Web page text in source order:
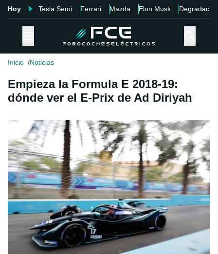
Hoy Tesla Semi Ferrari Mazda Elon Musk Degradación
Inicio Noticias
Empieza la Formula E 2018-19:
dónde ver el E-Prix de Ad Diriyah